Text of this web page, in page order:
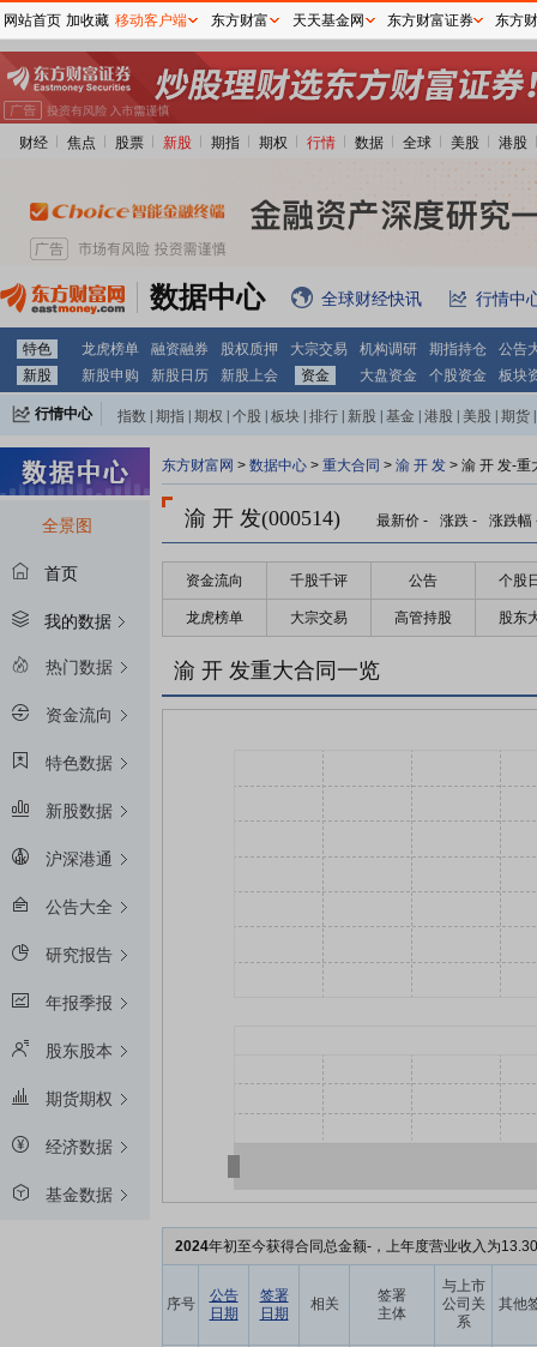
财经 焦点 股票 新股 期指 期权 行情 数据 全球 美股 港股
数据中心 全球财经快讯 行情中
特色 龙虎榜单 融资融券 股权质押 大宗交易 机构调研 期指持仓
公告
新股
新股申购 新股日历 新股上会 资金 大盘资金 个股资金 板块
行情中心 指数 期指 期权 个股 板块 排行 新股 基金 港股 美股 期货
全景图
首页
我的数据
热门数据
资金流向
特色数据
新股数据
沪深港通
公告大全
研究报告
年报季报
股东股本
期货期权
经济数据
基金数据
东方财富网 > 数据中心 > 重大合同 > 渝 开 发 > 渝 开 发-重
渝 开 发(000514) 最新价 - 涨跌 - 涨跌幅
资金流向 千股千评 公告 个股
龙虎榜单 大宗交易 高管持股 股东
渝 开 发重大合同一览
2024年初至今获得合同总金额-，上年度营业收入为
序号
公告
日期
签署
日期
相关
签署
主体
与上市
公司关
系
其他
网站首页 加收藏 移动客户端 东方财富 天天基金网 东方财富证券 东方